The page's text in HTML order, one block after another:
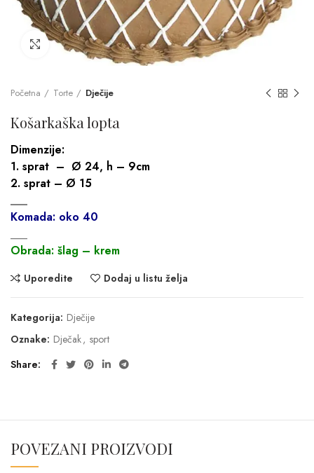
Click to enlarge
Početna Torte Dječije
Košarkaška lopta
Dimenzije:
1. sprat – Ø 24, h – 9cm
2. sprat – Ø 15
___
Komada: oko 40
Obrada: šlag – krem
Uporedite Dodaj u listu želja
Kategorija: Dječije
Oznake: Dječak, sport
Share
POVEZANI PROIZVODI